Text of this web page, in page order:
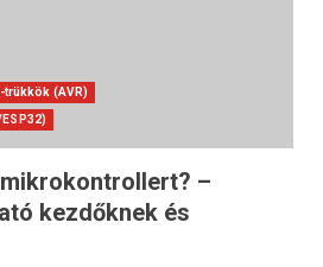
trükkök (AVR)
–
kezdőknek és